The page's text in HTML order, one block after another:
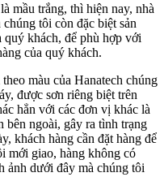
mầu trắng, thì hiện nay, nhà
tôi còn đặc biệt sản
quý khách, để phù hợp với
của quý khách.
màu của Hanatech chúng
được sơn riêng biệt trên
hẳn với các đơn vị khác là
bên ngoài, gây ra tình trạng
khách hàng cần đặt hàng để
mới giao, hàng không có
ảnh dưới đây mà chúng tôi